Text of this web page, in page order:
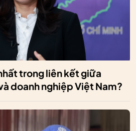
trong liên kết giữa
doanh nghiệp Việt Nam?